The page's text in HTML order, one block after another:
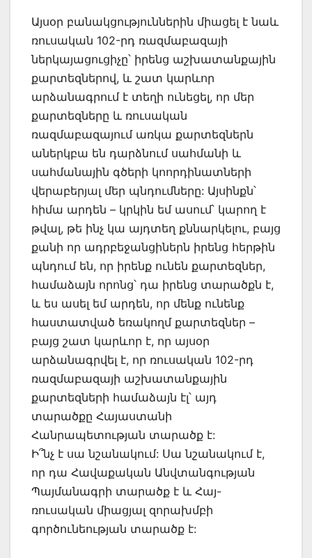
Այսօր բանակցություններին միացել է նաև
ռուսական 102-րդ ռազմաբազայի
ներկայացուցիչը՝ իրենց աշխատանքային
քարտեզներով, և շատ կարևոր
արձանագրում է տեղի ունեցել, որ մեր
քարտեզները և ռուսական
ռազմաբազայում առկա քարտեզներն
աներկբա են դարձնում սահմանի և
սահմանային գծերի կոորդինատների
վերաբերյալ մեր պնդումները: Այսինքն՝
հիմա արդեն – կրկին եմ ասում՝ կարող է
թվալ, թե ինչ կա այդտեղ քննարկելու, բայց
քանի որ ադրբեջանցիներն իրենց հերթին
պնդում են, որ իրենք ունեն քարտեզներ,
համաձայն որոնց՝ դա իրենց տարածքն է,
և ես ասել եմ արդեն, որ մենք ունենք
հաստատված եռակողմ քարտեզներ –
բայց շատ կարևոր է, որ այսօր
արձանագրվել է, որ ռուսական 102-րդ
ռազմաբազայի աշխատանքային
քարտեզների համաձայն էլ՝ այդ
տարածքը Հայաստանի
Հանրապետության տարածք է:
Ի՞նչ է սա նշանակում: Սա նշանակում է,
որ դա Հավաքական Անվտանգության
Պայմանագրի տարածք է և Հայ-
ռուսական միացյալ զորախմբի
գործունեության տարածք է: